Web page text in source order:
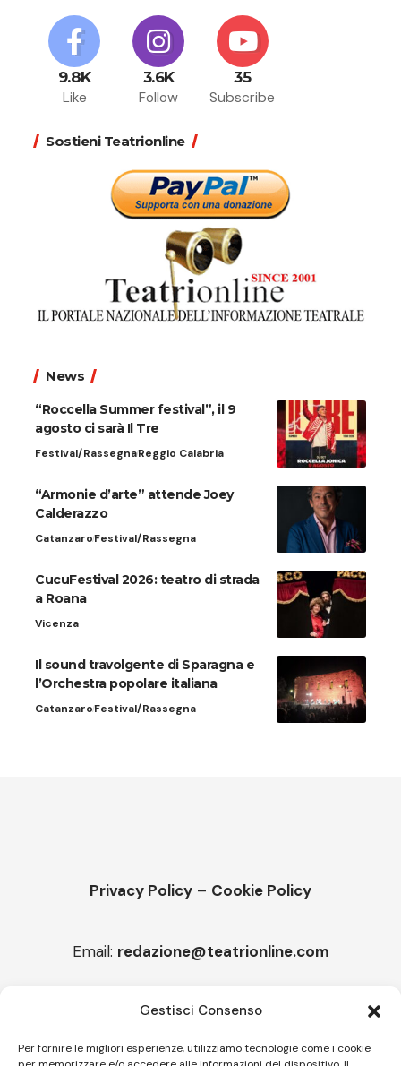
Gestisci Consenso
Per fornire le migliori esperienze, utilizziamo tecnologie come i cookie
9.8K
Like
3.6K
Follow
35
Subscribe
Sostieni Teatrionline
News
“Roccella Summer festival”, il 9
agosto ci sarà Il Tre
Festival/RassegnaReggio Calabria
“Armonie d’arte” attende Joey
Calderazzo
CatanzaroFestival/Rassegna
CucuFestival 2026: teatro di strada
a Roana
Vicenza
Il sound travolgente di Sparagna e
l’Orchestra popolare italiana
CatanzaroFestival/Rassegna
Privacy Policy – Cookie Policy
Email: redazione@teatrionline.com